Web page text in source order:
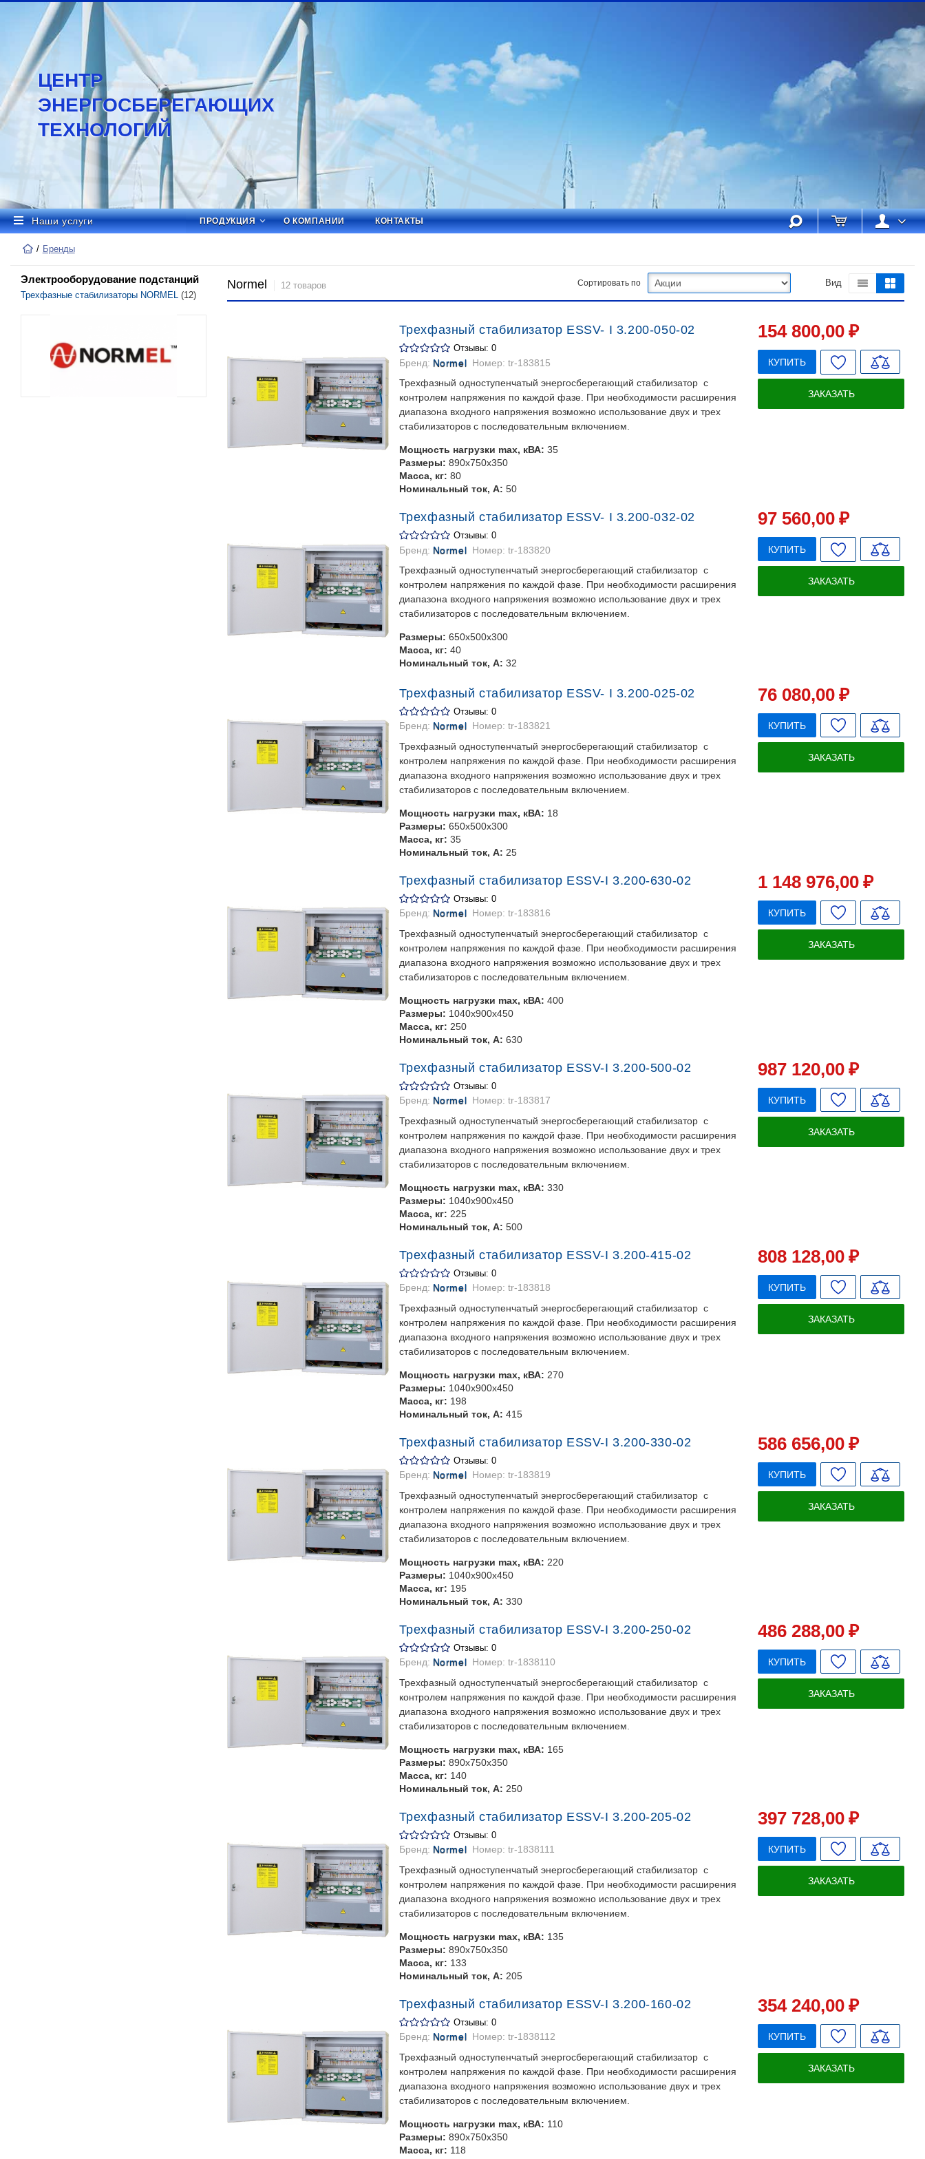
ЦЕНТР
ЭНЕРГОСБЕРЕГАЮЩИХ
ТЕХНОЛОГИЙ
Наши услуги ПРОДУКЦИЯ О КОМПАНИИ КОНТАКТЫ
Бренды
Электрооборудование подстанций
Трехфазные стабилизаторы NORMEL (12)
Normel 12 товаров Сортировать по Вид
Трехфазный стабилизатор ESSV- I 3.200-050-02
Отзывы: 0
Бренд: Normel Номер:tr-183815
Трехфазный одноступенчатый энергосберегающий стабилизатор с
контролем напряжения по каждой фазе. При необходимости расширения
диапазона входного напряжения возможно использование двух и трех
стабилизаторов с последовательным включением.
Мощность нагрузки max, кВА: 35
Размеры: 890х750х350
Масса, кг: 80
Номинальный ток, А: 50
154 800,00 ₽
КУПИТЬ
ЗАКАЗАТЬ
Трехфазный стабилизатор ESSV- I 3.200-032-02
Отзывы: 0
Бренд: Normel Номер:tr-183820
Трехфазный одноступенчатый энергосберегающий стабилизатор с
контролем напряжения по каждой фазе. При необходимости расширения
диапазона входного напряжения возможно использование двух и трех
стабилизаторов с последовательным включением.
Размеры: 650x500x300
Масса, кг: 40
Номинальный ток, А: 32
97 560,00 ₽
КУПИТЬ
ЗАКАЗАТЬ
Трехфазный стабилизатор ESSV- I 3.200-025-02
Отзывы: 0
Бренд: Normel Номер:tr-183821
Трехфазный одноступенчатый энергосберегающий стабилизатор с
контролем напряжения по каждой фазе. При необходимости расширения
диапазона входного напряжения возможно использование двух и трех
стабилизаторов с последовательным включением.
Мощность нагрузки max, кВА: 18
Размеры: 650x500x300
Масса, кг: 35
Номинальный ток, А: 25
76 080,00 ₽
КУПИТЬ
ЗАКАЗАТЬ
Трехфазный стабилизатор ESSV-I 3.200-630-02
Отзывы: 0
Бренд: Normel Номер:tr-183816
Трехфазный одноступенчатый энергосберегающий стабилизатор с
контролем напряжения по каждой фазе. При необходимости расширения
диапазона входного напряжения возможно использование двух и трех
стабилизаторов с последовательным включением.
Мощность нагрузки max, кВА: 400
Размеры: 1040х900х450
Масса, кг: 250
Номинальный ток, А: 630
1 148 976,00 ₽
КУПИТЬ
ЗАКАЗАТЬ
Трехфазный стабилизатор ESSV-I 3.200-500-02
Отзывы: 0
Бренд: Normel Номер:tr-183817
Трехфазный одноступенчатый энергосберегающий стабилизатор с
контролем напряжения по каждой фазе. При необходимости расширения
диапазона входного напряжения возможно использование двух и трех
стабилизаторов с последовательным включением.
Мощность нагрузки max, кВА: 330
Размеры: 1040х900х450
Масса, кг: 225
Номинальный ток, А: 500
987 120,00 ₽
КУПИТЬ
ЗАКАЗАТЬ
Трехфазный стабилизатор ESSV-I 3.200-415-02
Отзывы: 0
Бренд: Normel Номер:tr-183818
Трехфазный одноступенчатый энергосберегающий стабилизатор с
контролем напряжения по каждой фазе. При необходимости расширения
диапазона входного напряжения возможно использование двух и трех
стабилизаторов с последовательным включением.
Мощность нагрузки max, кВА: 270
Размеры: 1040х900х450
Масса, кг: 198
Номинальный ток, А: 415
808 128,00 ₽
КУПИТЬ
ЗАКАЗАТЬ
Трехфазный стабилизатор ESSV-I 3.200-330-02
Отзывы: 0
Бренд: Normel Номер:tr-183819
Трехфазный одноступенчатый энергосберегающий стабилизатор с
контролем напряжения по каждой фазе. При необходимости расширения
диапазона входного напряжения возможно использование двух и трех
стабилизаторов с последовательным включением.
Мощность нагрузки max, кВА: 220
Размеры: 1040х900х450
Масса, кг: 195
Номинальный ток, А: 330
586 656,00 ₽
КУПИТЬ
ЗАКАЗАТЬ
Трехфазный стабилизатор ESSV-I 3.200-250-02
Отзывы: 0
Бренд: Normel Номер:tr-1838110
Трехфазный одноступенчатый энергосберегающий стабилизатор с
контролем напряжения по каждой фазе. При необходимости расширения
диапазона входного напряжения возможно использование двух и трех
стабилизаторов с последовательным включением.
Мощность нагрузки max, кВА: 165
Размеры: 890х750х350
Масса, кг: 140
Номинальный ток, А: 250
486 288,00 ₽
КУПИТЬ
ЗАКАЗАТЬ
Трехфазный стабилизатор ESSV-I 3.200-205-02
Отзывы: 0
Бренд: Normel Номер:tr-1838111
Трехфазный одноступенчатый энергосберегающий стабилизатор с
контролем напряжения по каждой фазе. При необходимости расширения
диапазона входного напряжения возможно использование двух и трех
стабилизаторов с последовательным включением.
Мощность нагрузки max, кВА: 135
Размеры: 890х750х350
Масса, кг: 133
Номинальный ток, А: 205
397 728,00 ₽
КУПИТЬ
ЗАКАЗАТЬ
Трехфазный стабилизатор ESSV-I 3.200-160-02
Отзывы: 0
Бренд: Normel Номер:tr-1838112
Трехфазный одноступенчатый энергосберегающий стабилизатор с
контролем напряжения по каждой фазе. При необходимости расширения
диапазона входного напряжения возможно использование двух и трех
стабилизаторов с последовательным включением.
Мощность нагрузки max, кВА: 110
Размеры: 890х750х350
Масса, кг: 118
354 240,00 ₽
КУПИТЬ
ЗАКАЗАТЬ